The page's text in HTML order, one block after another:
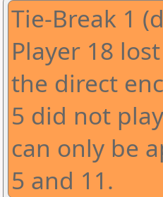
Tie-Break 1
Player 18
the direct
5 did not
can only be
5 and 11.